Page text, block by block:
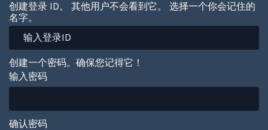
创建登录 ID。 其他用户不会看到它。 选择一个你会记住的
名字。
创建一个密码。确保您记得它！
输入密码
确认密码